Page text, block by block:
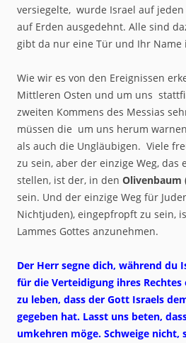
versiegelte, wurde Israel auf
auf Erden ausgedehnt. Alle sind
gibt da nur eine Tür und Ihr Name
Wie wir es von den Ereignissen
Mittleren Osten und um uns
zweiten Kommens des Messias
müssen die um uns herum
als auch die Ungläubigen. Viele
zu sein, aber der einzige Weg, das
stellen, ist der, in den Olivenbaum
sein. Und der einzige Weg für
Nichtjuden), eingepfropft zu sein,
Lammes Gottes anzunehmen.
Der Herr segne dich, während du
für die Verteidigung ihres
zu leben, dass der Gott Israels
gegeben hat. Lasst uns beten,
umkehren möge. Schweige nicht,